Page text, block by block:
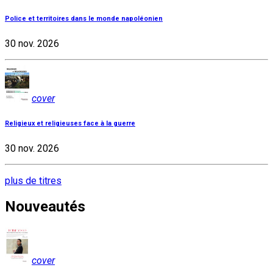
Police et territoires dans le monde napoléonien
30 nov. 2026
cover
Religieux et religieuses face à la guerre
30 nov. 2026
plus de titres
Nouveautés
cover